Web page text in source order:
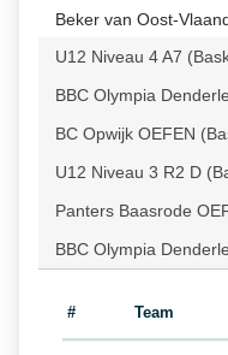
Beker van Oost-
U12 Niveau 4 A7
BBC Olympia
BC Opwijk OEFEN
U12 Niveau 3 R2 D
Panters Baasrode
BBC Olympia
# Team